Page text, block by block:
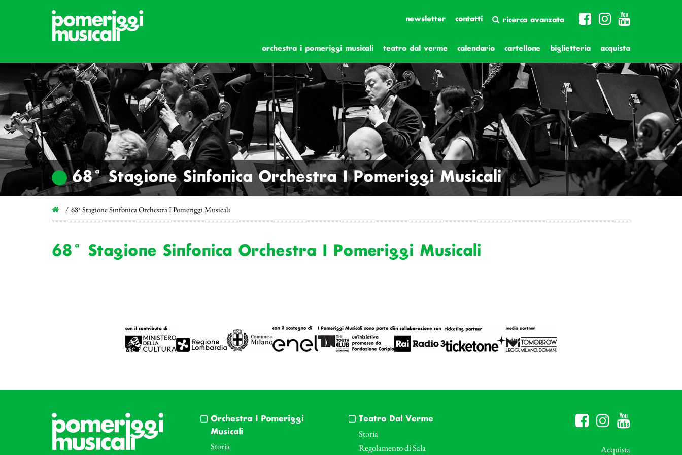
newsletter contatti ricerca avanzata
orchestra i pomeriggi musicali teatro dal verme calendario cartellone biglietteria acquista
68ª Stagione Sinfonica Orchestra I Pomeriggi Musicali
68ª Stagione Sinfonica Orchestra I Pomeriggi Musicali
68ª Stagione Sinfonica Orchestra I Pomeriggi Musicali
Orchestra I Pomeriggi
Musicali
Storia
Teatro Dal Verme
Storia
Regolamento di Sala
Acquista